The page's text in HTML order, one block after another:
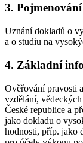
3.
Uznání dokladů o
a o studiu na
4. Základní
Ověřování pravosti
vzdělání,
České republice a
jako dokladu o
hodnosti, příp. jako